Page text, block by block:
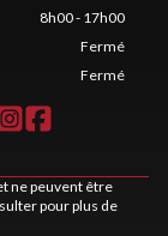
8h00 - 17h00
Fermé
Fermé
ne peuvent être
pour plus de